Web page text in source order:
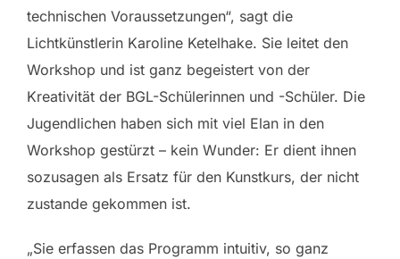
technischen Voraussetzungen“, sagt die
Lichtkünstlerin Karoline Ketelhake. Sie leitet den
Workshop und ist ganz begeistert von der
Kreativität der BGL-Schülerinnen und -Schüler. Die
Jugendlichen haben sich mit viel Elan in den
Workshop gestürzt – kein Wunder: Er dient ihnen
sozusagen als Ersatz für den Kunstkurs, der nicht
zustande gekommen ist.
„Sie erfassen das Programm intuitiv, so ganz